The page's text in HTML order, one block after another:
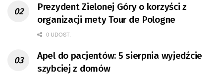
Prezydent Zielonej Góry o korzyści z
organizacji mety Tour de Pologne
0 UDOST.
Apel do pacjentów: 5 sierpnia wyjedźcie
szybciej z domów